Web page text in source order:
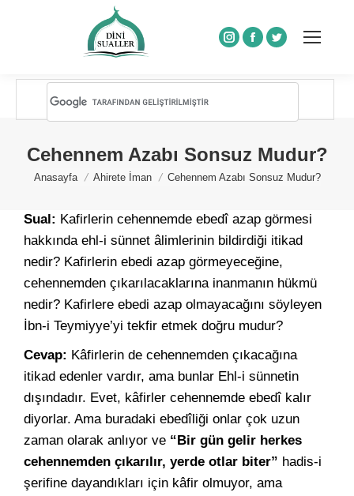
Instagram
Facebook
Twitter
Cehennem Azabı Sonsuz Mudur?
You are here:
Anasayfa Ahirete İman Cehennem Azabı Sonsuz Mudur?
Sual: Kafirlerin cehennemde ebedî azap görmesi
hakkında ehl-i sünnet âlimlerinin bildirdiği itikad
nedir? Kafirlerin ebedi azap görmeyeceğine,
cehennemden çıkarılacaklarına inanmanın hükmü
nedir? Kafirlere ebedi azap olmayacağını söyleyen
İbn-i Teymiyye’yi tekfir etmek doğru mudur?
Cevap: Kâfirlerin de cehennemden çıkacağına
itikad edenler vardır, ama bunlar Ehl-i sünnetin
dışındadır. Evet, kâfirler cehennemde ebedî kalır
diyorlar. Ama buradaki ebedîliği onlar çok uzun
zaman olarak anlıyor ve “Bir gün gelir herkes
cehennemden çıkarılır, yerde otlar biter” hadis-i
şerifine dayandıkları için kâfir olmuyor, ama